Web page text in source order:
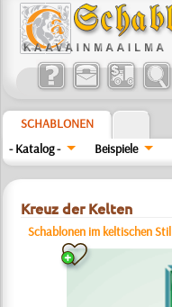
SCHABLONEN
- Katalog -
Beispiele
Kreuz der Kelten
Schablonen im keltischen Stil